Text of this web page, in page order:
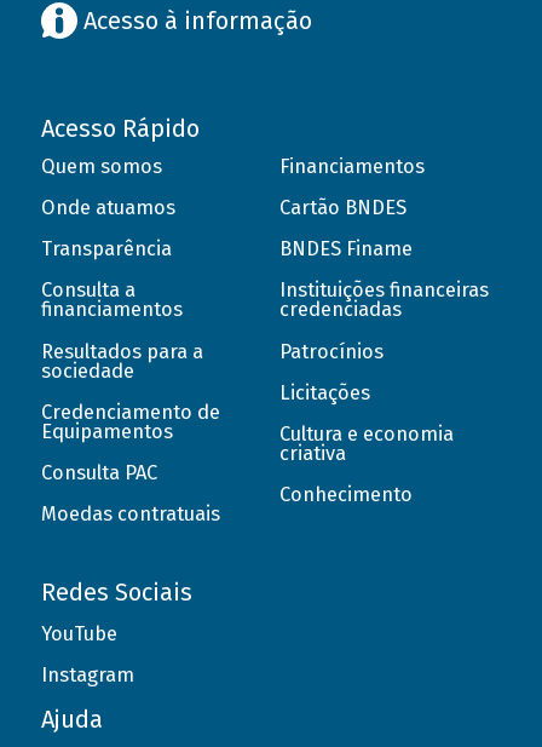
Acesso à informação
Acesso Rápido
Quem somos
Onde atuamos
Transparência
Consulta a
financiamentos
Resultados para a
sociedade
Credenciamento de
Equipamentos
Consulta PAC
Moedas contratuais
Financiamentos
Cartão BNDES
BNDES Finame
Instituições financeiras
credenciadas
Patrocínios
Licitações
Cultura e economia
criativa
Conhecimento
Redes Sociais
YouTube
Instagram
Ajuda